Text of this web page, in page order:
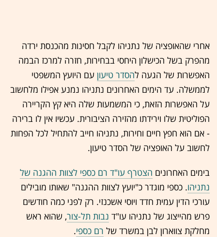
אחרי שהאופציה של נתניהו לקבל חסינות מהכנסת ירדה
מהפרק בשל הכישלון היחסי בבחירות, חזרה למרכז הבמה
האפשרות של הגעה להסדר טיעון עם היועץ המשפטי
לממשלה. עד הימים האחרונים נתניהו נמנע אפילו מלחשוב
על האפשרות הזאת, כי המשמעות שלה היא קץ הקריירה
הפוליטית שלו וירידתו מהזירה הציבורית. עכשיו אין לו ברירה
- אם הוא חפץ חיים וחירות, נתניהו חייב להתחיל לכל הפחות
לחשוב על האופציה של הסדר טיעון.
בימים האחרונים הצטרף עו"ד רם כספי לצוות ההגנה של
נתניהו. כספי מוגדר כ"יועץ לצוות ההגנה" שאותו מובילים
עורכי הדין עמית חדד ויוסי אשכנזי. רק לפני כמה חודשים
פרש מהייצוג של נתניהו עו"ד נבות תל-צור, שהוא ראש
מחלקת צווארון לבן במשרד של רם כספי.